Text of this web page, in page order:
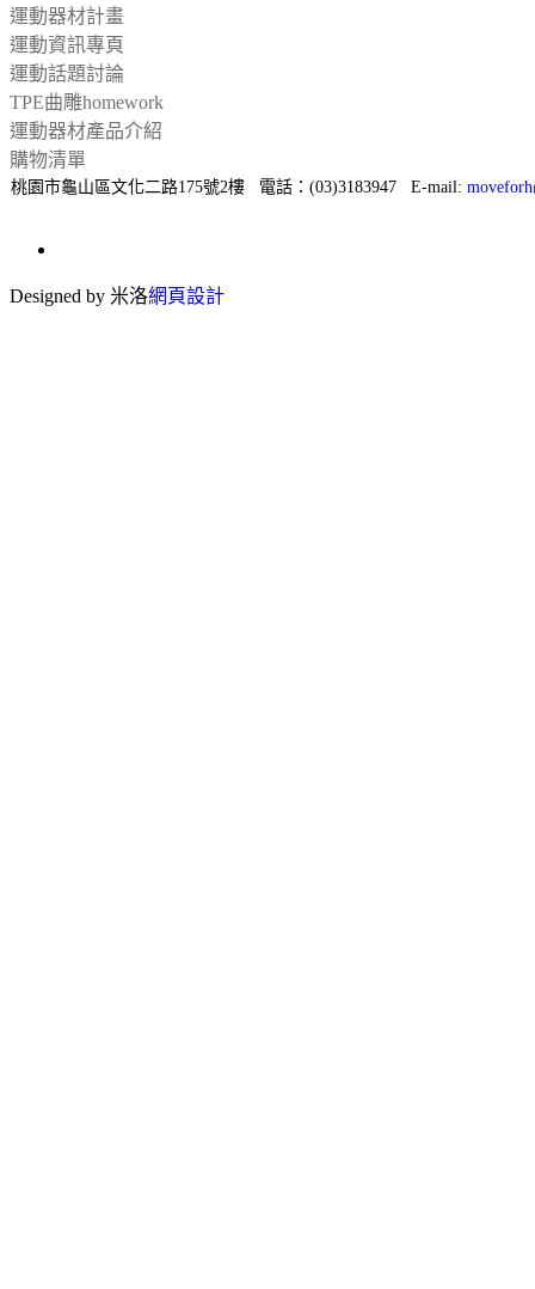
運動器材計畫
運動資訊專頁
運動話題討論
TPE曲雕homework
運動器材產品介紹
購物清單
桃園市龜山區文化二路175號2樓 電話：(03)3183947 E-mail:
Designed by 米洛網頁設計